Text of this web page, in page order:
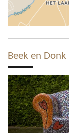
Beek en Donk